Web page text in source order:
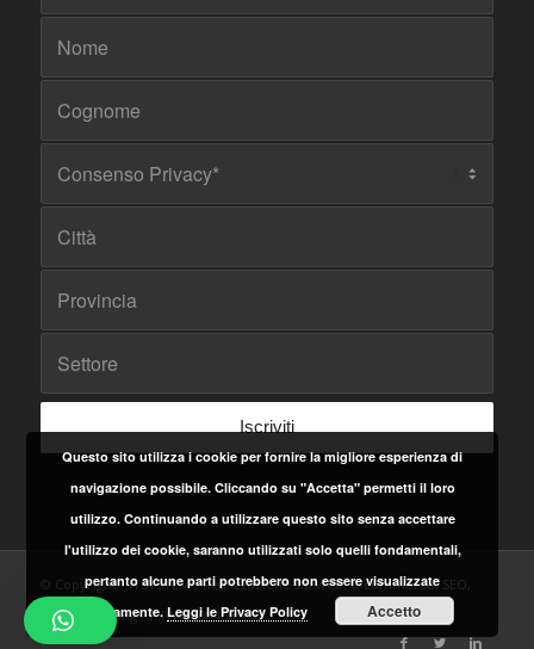
© Copyright - ITSYSTEM - Realizzazione siti web, e-commerce, SEO,
Web Marketing - P.IVA 05084660652
Questo sito utilizza i cookie per fornire la migliore esperienza di
navigazione possibile. Cliccando su "Accetta" permetti il loro
utilizzo. Continuando a utilizzare questo sito senza accettare
l'utilizzo dei cookie, saranno utilizzati solo quelli fondamentali,
pertanto alcune parti potrebbero non essere visualizzate
correttamente.Leggi le Privacy Policy Accetto